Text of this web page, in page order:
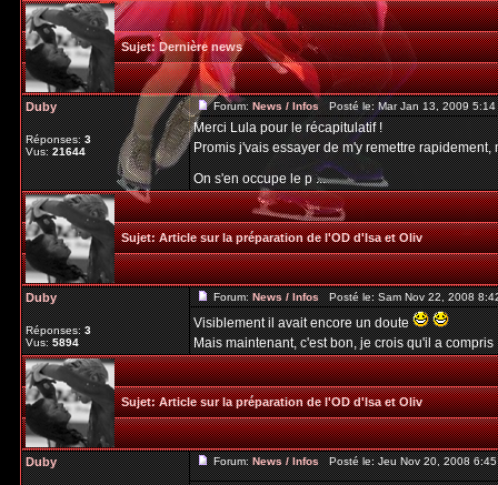
Sujet:Dernière news
Duby
Réponses:3
Vus:21644
Forum:News / InfosPosté le: Mar Jan 13, 2009
Merci Lula pour le récapitulatif !
Promis j'vais essayer de m'y remettre
On s'en occupe le p ...
Sujet:Article sur la préparation de l'OD d'Isa et Oliv
Duby
Réponses:3
Vus:5894
Forum:News / InfosPosté le: Sam Nov 22, 2008
Visiblement il avait encore un doute
Mais maintenant, c'est bon, je crois qu'il a
Sujet:Article sur la préparation de l'OD d'Isa et Oliv
Duby Forum:News / InfosPosté le: Jeu Nov 20, 2008